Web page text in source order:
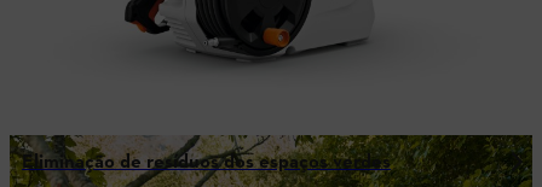
Eliminação de resíduos dos espaços verdes